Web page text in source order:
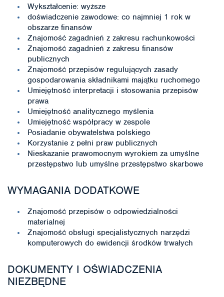
Wykształcenie: wyższe
doświadczenie zawodowe: co najmniej 1 rok w
obszarze finansów
Znajomość zagadnień z zakresu rachunkowości
Znajomość zagadnień z zakresu finansów
publicznych
Znajomość przepisów regulujących zasady
gospodarowania składnikami majątku ruchomego
Umiejętność interpretacji i stosowania przepisów
prawa
Umiejętność analitycznego myślenia
Umiejętność współpracy w zespole
Posiadanie obywatelstwa polskiego
Korzystanie z pełni praw publicznych
Nieskazanie prawomocnym wyrokiem za umyślne
przestępstwo lub umyślne przestępstwo skarbowe
WYMAGANIA DODATKOWE
Znajomość przepisów o odpowiedzialności
materialnej
Znajomość obsługi specjalistycznych narzędzi
komputerowych do ewidencji środków trwałych
DOKUMENTY I OŚWIADCZENIA
NIEZBĘDNE